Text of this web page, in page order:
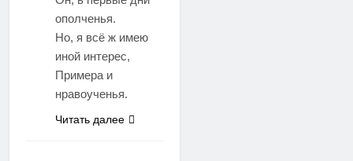
ополченья.
Но, я всё ж имею
иной интерес,
Примера и
нравоученья.
Читать далее